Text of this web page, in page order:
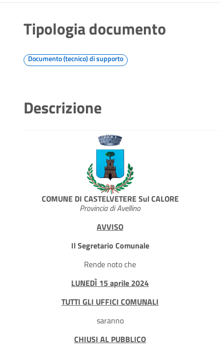
Tipologia documento
Documento (tecnico) di supporto
Descrizione
COMUNE DI CASTELVETERE Sul CALORE
Provincia di Avellino
AVVISO
Il Segretario Comunale
Rende noto che
LUNEDÌ 15 aprile 2024
TUTTI GLI UFFICI COMUNALI
saranno
CHIUSI AL PUBBLICO